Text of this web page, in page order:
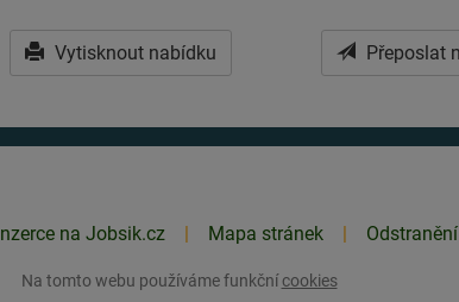
Vytisknout nabídku Přeposlat
Inzerce na Jobsik.cz Mapa stránek
Na tomto webu používáme funkčnícookies